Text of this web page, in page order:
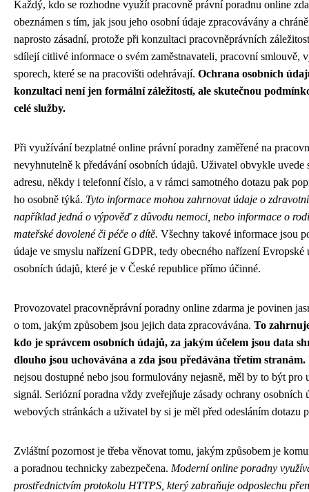
Každý, kdo se rozhodne využít pracovně právní poradnu online
obeznámen s tím, jak jsou jeho osobní údaje zpracovávány a
naprosto zásadní, protože při konzultaci pracovněprávních
sdílejí citlivé informace o svém zaměstnavateli, pracovní smlouvě,
sporech, které se na pracovišti odehrávají. Ochrana osobních
konzultaci není jen formální záležitostí, ale skutečnou
celé služby.
Při využívání bezplatné online právní poradny zaměřené na
nevyhnutelně k předávání osobních údajů. Uživatel obvykle uvede
adresu, někdy i telefonní číslo, a v rámci samotného dotazu pak
ho osobně týká. Tyto informace mohou zahrnovat údaje o
například jedná o výpověď z důvodu nemoci, nebo informace o
mateřské dovolené či péče o dítě. Všechny takové informace jsou
údaje ve smyslu nařízení GDPR, tedy obecného nařízení Evropské
osobních údajů, které je v České republice přímo účinné.
Provozovatel pracovněprávní poradny online zdarma je povinen
o tom, jakým způsobem jsou jejich data zpracovávána. To
kdo je správcem osobních údajů, za jakým účelem jsou data
dlouho jsou uchovávána a zda jsou předávána třetím stranám.
nejsou dostupné nebo jsou formulovány nejasně, měl by to být pro
signál. Seriózní poradna vždy zveřejňuje zásady ochrany osobních
webových stránkách a uživatel by si je měl před odesláním dotazu
Zvláštní pozornost je třeba věnovat tomu, jakým způsobem je
a poradnou technicky zabezpečena. Moderní online poradny
prostřednictvím protokolu HTTPS, který zabraňuje odposlechu